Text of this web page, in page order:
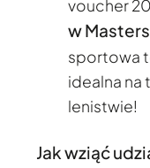
voucher
w
sportowa
idealna na
lenistwie!
Jak wziąć